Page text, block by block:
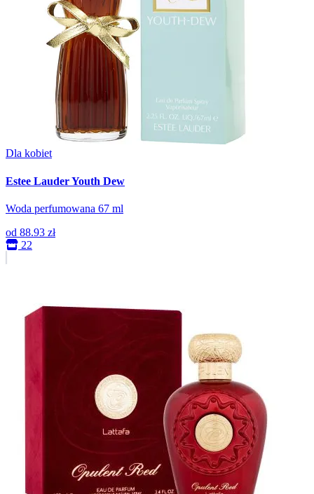
Dla kobiet
Estee Lauder Youth Dew
Woda perfumowana 67 ml
od 88.93 zł
22